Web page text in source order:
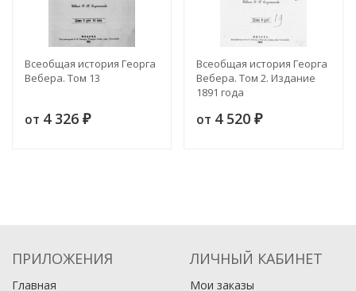
Всеобщая история Георга
Вебера. Том 13
от 4 326 ₽
Всеобщая история Георга
Вебера. Том 2. Издание
1891 года
от 4 520 ₽
ПРИЛОЖЕНИЯ
Главная
ЛИЧНЫЙ КАБИНЕТ
Мои заказы